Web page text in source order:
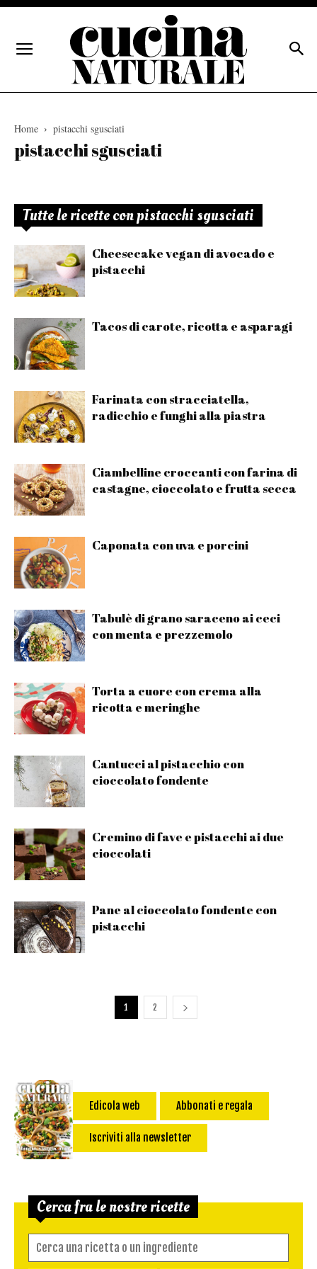
Home pistacchi sgusciati
pistacchi sgusciati
Tutte le ricette con pistacchi sgusciati
Cheesecake vegan di avocado e
pistacchi
Tacos di carote, ricotta e asparagi
Farinata con stracciatella,
radicchio e funghi alla piastra
Ciambelline croccanti con farina di
castagne, cioccolato e frutta secca
Caponata con uva e porcini
Tabulè di grano saraceno ai ceci
con menta e prezzemolo
Torta a cuore con crema alla
ricotta e meringhe
Cantucci al pistacchio con
cioccolato fondente
Cremino di fave e pistacchi ai due
cioccolati
Pane al cioccolato fondente con
pistacchi
1 2
Edicola web Abbonati e regala
Iscriviti alla newsletter
Cerca fra le nostre ricette